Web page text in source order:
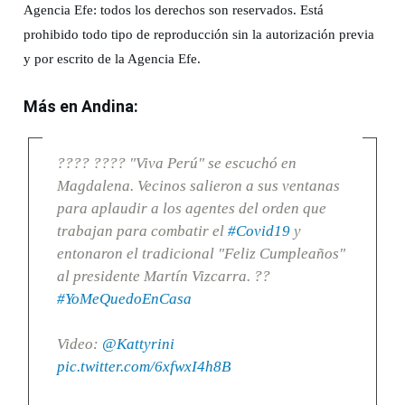
Agencia Efe: todos los derechos son reservados. Está
prohibido todo tipo de reproducción sin la autorización previa
y por escrito de la Agencia Efe.
Más en Andina:
???? ???? "Viva Perú" se escuchó en
Magdalena. Vecinos salieron a sus ventanas
para aplaudir a los agentes del orden que
trabajan para combatir el #Covid19y
entonaron el tradicional "Feliz Cumpleaños"
al presidente Martín Vizcarra. ??
#YoMeQuedoEnCasa
Video: @Kattyrini
pic.twitter.com/6xfwxI4h8B